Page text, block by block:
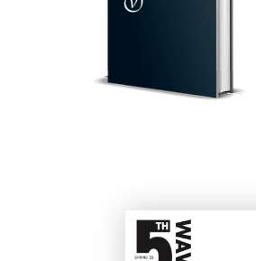
Verzameld werk